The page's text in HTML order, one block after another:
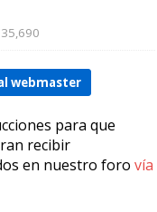
webmaster
para que
recibir
en nuestro foro vía